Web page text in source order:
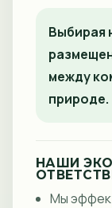
Выбирая
между
природе.
НАШИ
Мы